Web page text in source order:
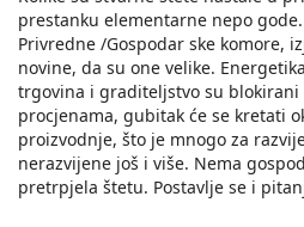
prestanku elementarne nepo
Privredne /Gospodar ske komore,
novine, da su one velike.
trgovina i graditeljstvo su
procjenama, gubitak će se kretati
proizvodnje, što je mnogo za
nerazvijene još i više. Nema
pretrpjela štetu. Postavlje se i